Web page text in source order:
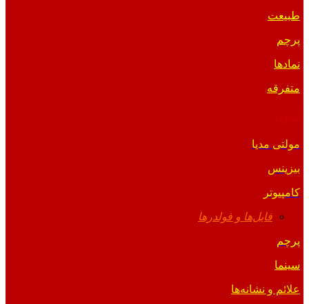
طبیعت
پرچم
نمادها
متفرقه
مولتی مدیا
بیزینس
کامپیوتر
فایل‌ها و فولدرها
پرچم
سینما
علائم و نشانه‌ها